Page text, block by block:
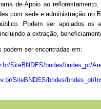
de Apoio ao
com sede e administração no
Podem ser apoiados os
a extração,
podem ser encontradas em:
SiteBNDES/bndes/bndes_pt/
SiteBNDES/bndes/bndes_pt/